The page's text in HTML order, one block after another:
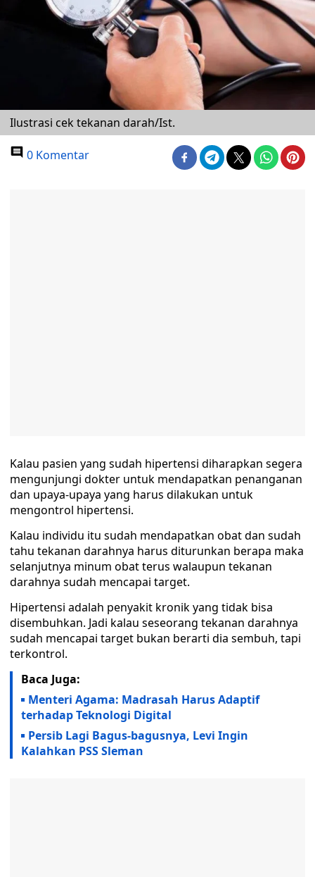
Ilustrasi cek tekanan darah/Ist.
0 Komentar
Kalau pasien yang sudah hipertensi diharapkan segera
mengunjungi dokter untuk mendapatkan penanganan
dan upaya-upaya yang harus dilakukan untuk
mengontrol hipertensi.
Kalau individu itu sudah mendapatkan obat dan sudah
tahu tekanan darahnya harus diturunkan berapa maka
selanjutnya minum obat terus walaupun tekanan
darahnya sudah mencapai target.
Hipertensi adalah penyakit kronik yang tidak bisa
disembuhkan. Jadi kalau seseorang tekanan darahnya
sudah mencapai target bukan berarti dia sembuh, tapi
terkontrol.
Baca Juga:
Menteri Agama: Madrasah Harus Adaptif
terhadap Teknologi Digital
Persib Lagi Bagus-bagusnya, Levi Ingin
Kalahkan PSS Sleman